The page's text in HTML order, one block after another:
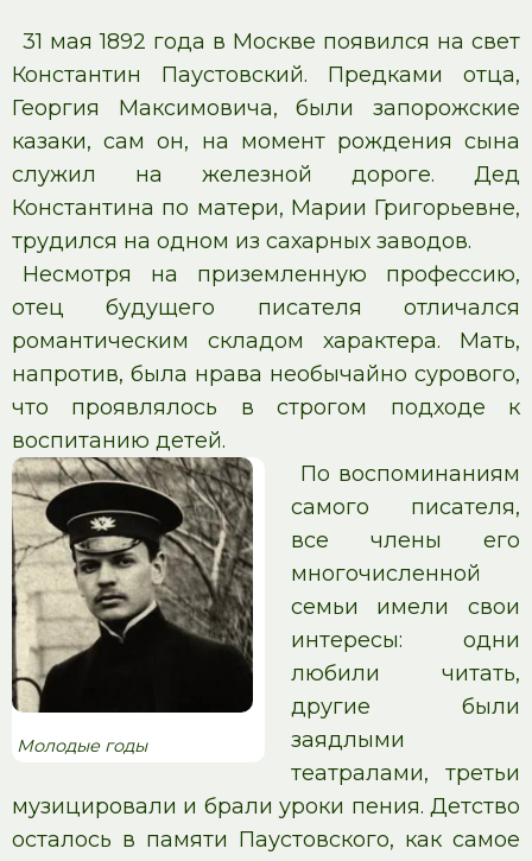
31 мая 1892 года в Москве появился на свет
Константин Паустовский. Предками отца,
Георгия Максимовича, были запорожские
казаки, сам он, на момент рождения сына
служил на железной дороге. Дед
Константина по матери, Марии Григорьевне,
трудился на одном из сахарных заводов.
Несмотря на приземленную профессию,
отец будущего писателя отличался
романтическим складом характера. Мать,
напротив, была нрава необычайно сурового,
что проявлялось в строгом подходе к
воспитанию детей.
Молодые годы
По воспоминаниям
самого писателя,
все члены его
многочисленной
семьи имели свои
интересы: одни
любили читать,
другие были
заядлыми
театралами, третьи
музицировали и брали уроки пения. Детство
осталось в памяти Паустовского, как самое